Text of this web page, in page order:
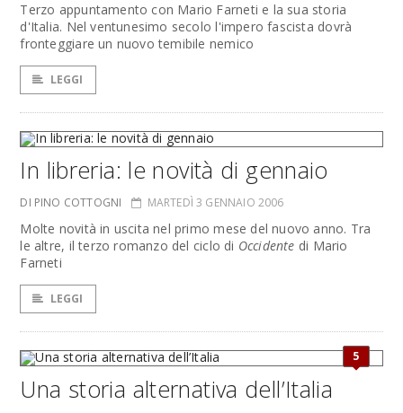
Terzo appuntamento con Mario Farneti e la sua storia
d'Italia. Nel ventunesimo secolo l'impero fascista dovrà
fronteggiare un nuovo temibile nemico
LEGGI
In libreria: le novità di gennaio
DI PINO COTTOGNI MARTEDÌ 3 GENNAIO 2006
Molte novità in uscita nel primo mese del nuovo anno. Tra
le altre, il terzo romanzo del ciclo di Occidente di Mario
Farneti
LEGGI
5
Una storia alternativa dell’Italia